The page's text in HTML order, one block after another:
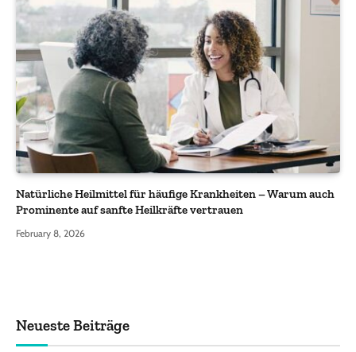
Natürliche Heilmittel für häufige Krankheiten – Warum auch
Prominente auf sanfte Heilkräfte vertrauen
February 8, 2026
Neueste Beiträge